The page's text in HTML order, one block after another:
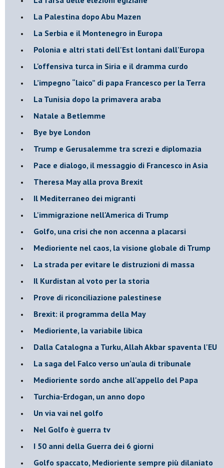
La Palestina dopo Abu Mazen
La Serbia e il Montenegro in Europa
Polonia e altri stati dell'Est lontani dall'Europa
L'offensiva turca in Siria e il dramma curdo
L’impegno “laico” di papa Francesco per la Terra
La Tunisia dopo la primavera araba
Natale a Betlemme
Bye bye London
Trump e Gerusalemme tra screzi e diplomazia
Pace e dialogo, il messaggio di Francesco in Asia
Theresa May alla prova Brexit
Il Mediterraneo dei migranti
L'immigrazione nell'America di Trump
Golfo, una crisi che non accenna a placarsi
Medioriente nel caos, la visione globale di Trump
La strada per evitare le distruzioni di massa
Il Kurdistan al voto per la storia
Prove di riconciliazione palestinese
Brexit: il programma della May
Medioriente, la variabile libica
Dalla Catalogna a Turku, Allah Akbar spaventa l'EU
La saga del Falco verso un'aula di tribunale
Medioriente sordo anche all'appello del Papa
Turchia-Erdogan, un anno dopo
Un via vai nel golfo
Nel Golfo è guerra tv
I 50 anni della Guerra dei 6 giorni
Golfo spaccato, Medioriente sempre più dilaniato